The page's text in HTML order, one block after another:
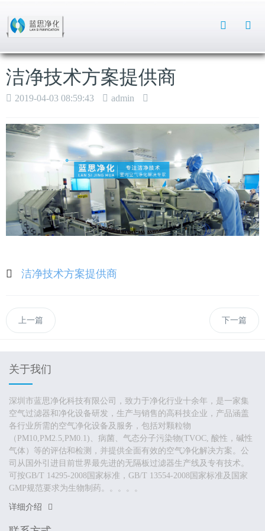
Toggle
Search
洁净技术方案提供商
2019-04-03 08:59:43 admin
洁净技术方案提供商
上一篇 下一篇
关于我们
深圳市蓝思净化科技有限公司，致力于净化行业十余年，是一家集
空气过滤器和净化设备研发，生产与销售的高科技企业，产品涵盖
各行业所需的空气净化设备及服务，包括对颗粒物
（PM10,PM2.5,PM0.1)、病菌、气态分子污染物(TVOC, 酸性，碱性
气体）等的评估和检测，并提供全面有效的空气净化解决方案。公
司从国外引进目前世界最先进的无隔板过滤器生产线及专有技术。
可按GB/T 14295-2008国家标准，GB/T 13554-2008国家标准及国家
GMP规范要求为生物制药。。。。。
详细介绍